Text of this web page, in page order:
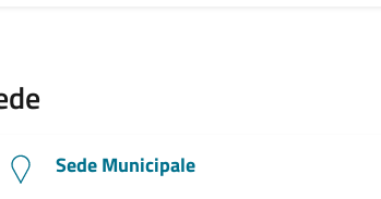
Sede Municipale